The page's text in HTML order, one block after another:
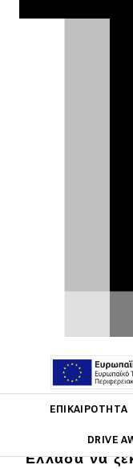
ΕΠΙΚΑΙΡΌΤΗΤΑ
DRIVE
Jimny, το
αγορά ως
ήδη
Ελλάδα να